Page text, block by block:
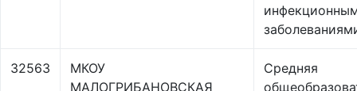
32563
МКОУ
МАЛОГРИБАНОВСКАЯ
Средняя